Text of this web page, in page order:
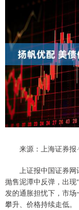
来源：上海证券报·
上证报中国证券网
抛售泥潭中反弹，出现
发的通胀担忧下，市
攀升、价格持续走低。